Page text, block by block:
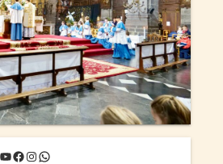
YouTube
Facebook
Instagram
WhatsApp